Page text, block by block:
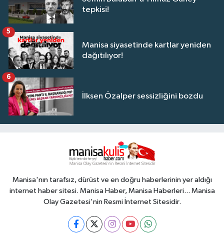
tepkisi!
Manisa siyasetinde kartlar yeniden
dağıtılıyor!
5
İlksen Özalper sessizliğini bozdu
6
Manisa'nın tarafsız, dürüst ve en doğru haberlerinin yer aldığı
internet haber sitesi. Manisa Haber, Manisa Haberleri... Manisa
Olay Gazetesi'nin Resmi İnternet Sitesidir.